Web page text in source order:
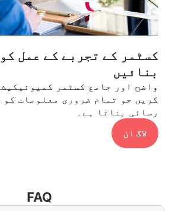
کسٹمر کے تجربے کے عمل
بنائیں
واضح اور جامع کسٹمر
کریں جو تمام ضروری معلومات کو
رسائی بناتا ہے۔
لاگ ان​
FAQ